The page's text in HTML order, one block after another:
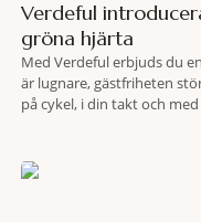
Verdeful
gröna hjärta
Med Verdeful erbjuds du
är lugnare, gästfriheten
på cykel, i din takt och
travel när det